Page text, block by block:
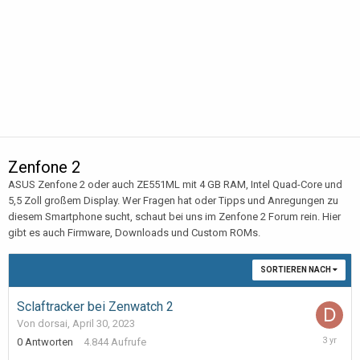
Zenfone 2
ASUS Zenfone 2 oder auch ZE551ML mit 4 GB RAM, Intel Quad-Core und
5,5 Zoll großem Display. Wer Fragen hat oder Tipps und Anregungen zu
diesem Smartphone sucht, schaut bei uns im Zenfone 2 Forum rein. Hier
gibt es auch Firmware, Downloads und Custom ROMs.
SORTIEREN NACH
Sclaftracker bei Zenwatch 2
Von dorsai, April 30, 2023
0 Antworten 4.844 Aufrufe
April